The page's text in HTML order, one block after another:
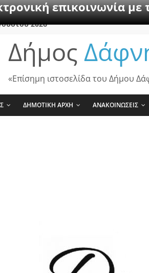
επικοινωνία
2026
Δήμος
«Επίσημη ιστοσελίδα του Δήμου
ΔΗΜΟΤΙΚΗ ΑΡΧΗ ΑΝΑΚΟΙΝΩΣΕΙΣ